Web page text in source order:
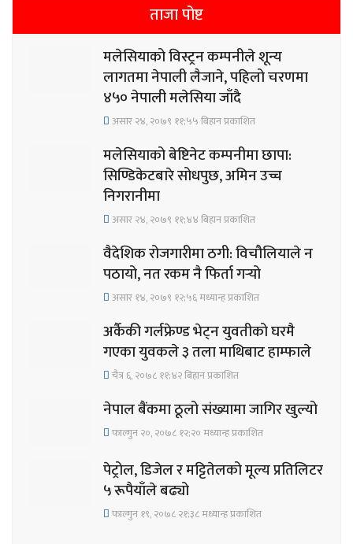
ताजा पोष्ट
मलेसियाको विस्ट्रन कम्पनीले शून्य
लागतमा नेपाली लैजाने, पहिलो चरणमा
४५० नेपाली मलेसिया जाँदै
असार २४, २०७९ ११;५५ बिहान प्रकाशित
मलेसियाको बेष्टिनेट कम्पनीमा छापा:
सिण्डिकेटबारे सोधपुछ, अमिन उच्च
निगरानीमा
असार २४, २०७९ ११;४४ बिहान प्रकाशित
वैदेशिक रोजगारीमा ठगी: विचौलियाले न
पठायो, नत रकम नै फिर्ता गर्‍यो
असार १४, २०७९ १२;५६ मध्यान्ह प्रकाशित
अर्कैकी गर्लफ्रेण्ड भेट्न युवतीको घरमै
गएका युवकले ३ तला माथिबाट हाम्फाले
चैत्र ६, २०७८ ११;४२ बिहान प्रकाशित
नेपाल बैंकमा ठूलो संख्यामा जागिर खुल्यो
फाल्गुन २०, २०७८ १२;२० मध्यान्ह प्रकाशित
पेट्रोल, डिजेल र मट्टितेलको मूल्य प्रतिलिटर
५ रूपैयाँले बढ्यो
फाल्गुन १९, २०७८ २१;३८ मध्यान्ह प्रकाशित